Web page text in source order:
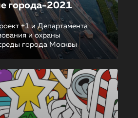
города-2021
+1 и Департамента
и охраны
города Москвы